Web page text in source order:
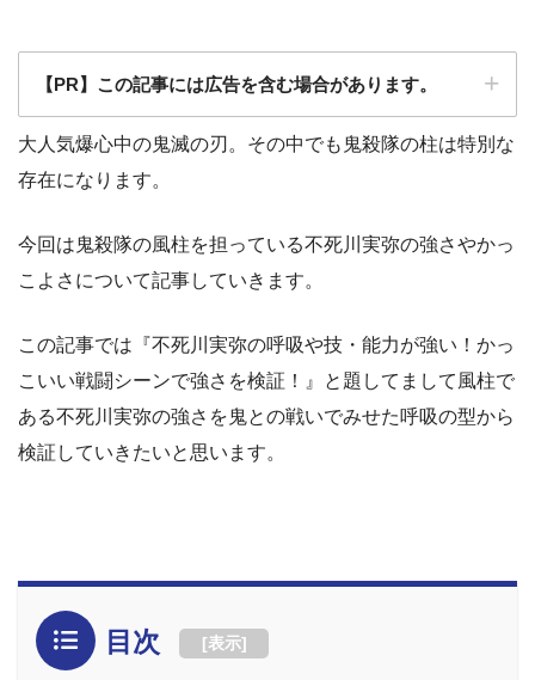
【PR】この記事には広告を含む場合があります。
大人気爆心中の鬼滅の刃。その中でも鬼殺隊の柱は特別な
存在になります。
今回は鬼殺隊の風柱を担っている不死川実弥の強さやかっ
こよさについて記事していきます。
この記事では『不死川実弥の呼吸や技・能力が強い！かっ
こいい戦闘シーンで強さを検証！』と題してまして風柱で
ある不死川実弥の強さを鬼との戦いでみせた呼吸の型から
検証していきたいと思います。
目次 [表示]